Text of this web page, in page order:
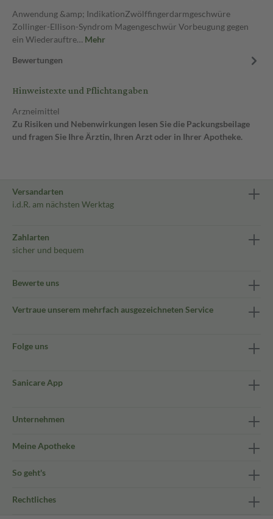
Anwendung &amp; IndikationZwölffingerdarmgeschwüre
Zollinger-Ellison-Syndrom Magengeschwür Vorbeugung gegen
ein Wiederauftre… Mehr
Bewertungen
Hinweistexte und Pflichtangaben
Arzneimittel
Zu Risiken und Nebenwirkungen lesen Sie die Packungsbeilage
und fragen Sie Ihre Ärztin, Ihren Arzt oder in Ihrer Apotheke.
Versandarten
i.d.R. am nächsten Werktag
Zahlarten
sicher und bequem
Bewerte uns
Vertraue unserem mehrfach ausgezeichneten Service
Folge uns
Sanicare App
Unternehmen
Meine Apotheke
So geht's
Rechtliches